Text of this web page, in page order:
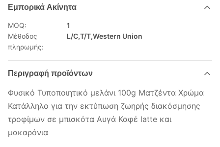
Εμπορικά Ακίνητα
MOQ:
1
Μέθοδος
πληρωμής:
L/C,T/T,Western Union
Περιγραφή προϊόντων
Φυσικό Τυποποιητικό μελάνι 100g Ματζέντα Χρώμα
Κατάλληλο για την εκτύπωση ζωηρής διακόσμησης
τροφίμων σε μπισκότα Αυγά Καφέ latte και
μακαρόνια